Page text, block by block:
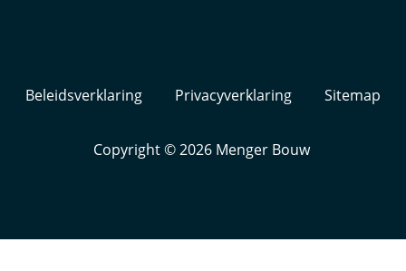
Beleidsverklaring Privacyverklaring Sitemap
Copyright © 2026 Menger Bouw